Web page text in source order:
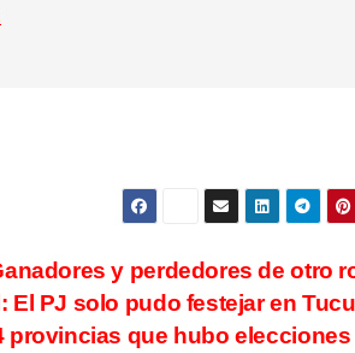
y perdedores de otro
El PJ solo pudo festejar en
provincias que hubo elecciones